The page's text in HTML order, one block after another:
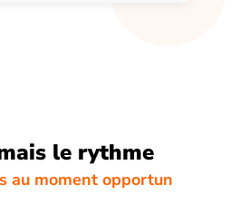
le rythme
au moment opportun